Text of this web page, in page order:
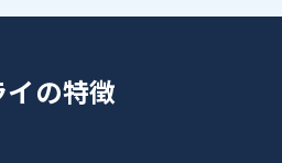
イの特徴